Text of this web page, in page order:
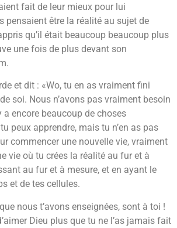
fait de leur mieux pour lui
pensaient être la réalité au sujet de
qu’il était beaucoup beaucoup plus
une fois de plus devant son
et dit : «Wo, tu en as vraiment fini
soi. Nous n’avons pas vraiment besoin
a encore beaucoup de choses
peux apprendre, mais tu n’en as pas
commencer une nouvelle vie, vraiment
vie où tu crées la réalité au fur et à
au fur et à mesure, et en ayant le
et de tes cellules.
nous t’avons enseignées, sont à toi !
Dieu plus que tu ne l’as jamais fait